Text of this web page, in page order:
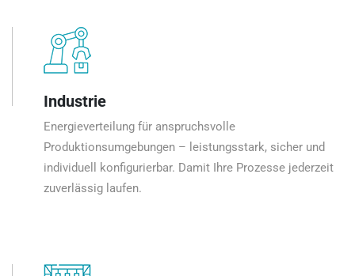
Industrie
Energieverteilung für anspruchsvolle
Produktionsumgebungen – leistungsstark, sicher und
individuell konfigurierbar. Damit Ihre Prozesse jederzeit
zuverlässig laufen.